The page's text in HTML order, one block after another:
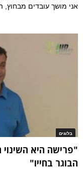
אני מושך עובדים מבחוץ,
בלוגים
"פרישה היא
הבוגר בחייו"